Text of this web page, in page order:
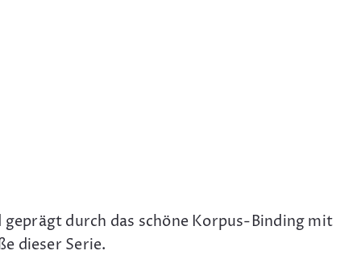
durch das schöne Korpus-Binding mit
dieser Serie.